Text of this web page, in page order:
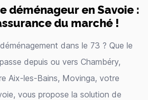
déménageur en Savoie :
du marché !
dans le 73 ? Que le
depuis ou vers Chambéry,
Aix-les-Bains, Movinga, votre
vous propose la solution de